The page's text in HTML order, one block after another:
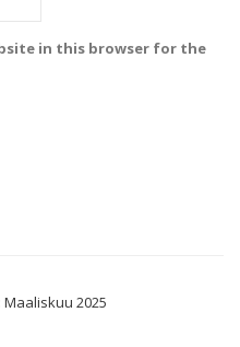
in this browser for the
2025